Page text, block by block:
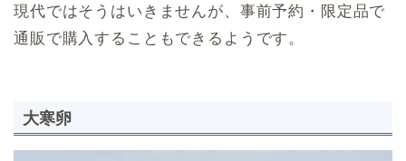
現代ではそうはいきませんが、事前予約・限定品で
通販で購入することもできるようです。
大寒卵